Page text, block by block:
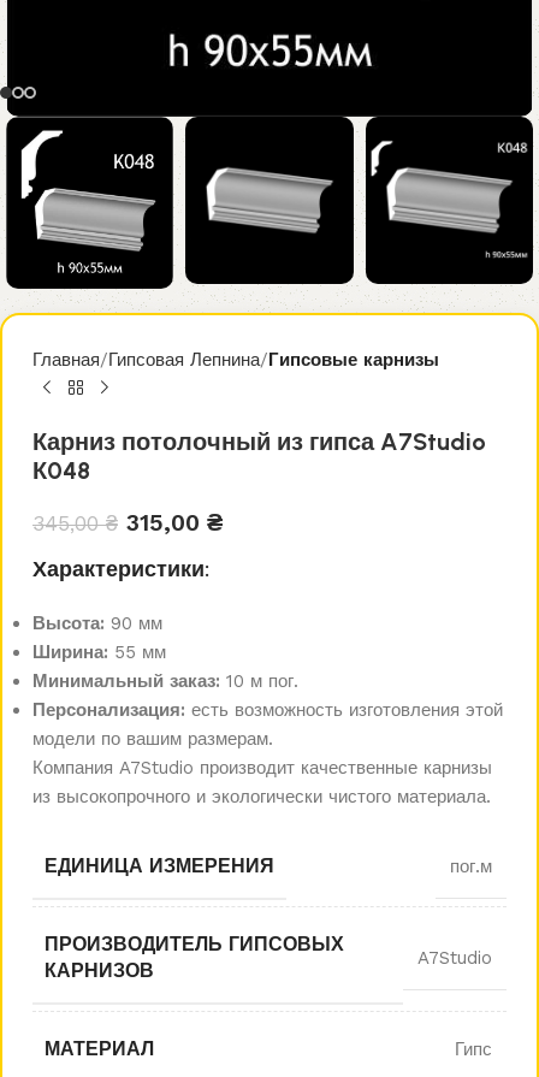
Главная Гипсовая Лепнина Гипсовые карнизы
Карниз потолочный из гипса A7Studio
К048
345,00₴ 315,00 ₴
Характеристики:
Высота: 90 мм
Ширина: 55 мм
Минимальный заказ: 10 м пог.
Персонализация: есть возможность изготовления этой
модели по вашим размерам.
Компания A7Studio производит качественные карнизы
из высокопрочного и экологически чистого материала.
ЕДИНИЦА ИЗМЕРЕНИЯ пог.м
ПРОИЗВОДИТЕЛЬ ГИПСОВЫХ
КАРНИЗОВ
A7Studio
МАТЕРИАЛ Гипс